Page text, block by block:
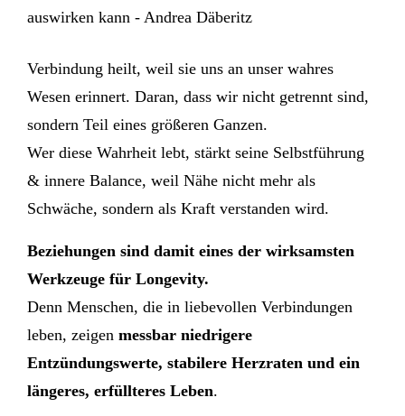
Verbindung heilt, weil sie uns an unser wahres
Wesen erinnert. Daran, dass wir nicht getrennt sind,
sondern Teil eines größeren Ganzen.
Wer diese Wahrheit lebt, stärkt seine Selbstführung
& innere Balance, weil Nähe nicht mehr als
Schwäche, sondern als Kraft verstanden wird.
Beziehungen sind damit eines der wirksamsten
Werkzeuge für Longevity.
Denn Menschen, die in liebevollen Verbindungen
leben, zeigen messbar niedrigere
Entzündungswerte, stabilere Herzraten und ein
längeres, erfüllteres Leben.